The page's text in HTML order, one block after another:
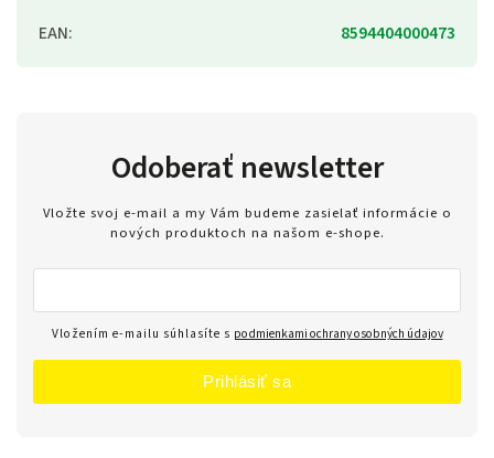
EAN: 8594404000473
Odoberať newsletter
Vložte svoj e-mail a my Vám budeme zasielať informácie o
nových produktoch na našom e-shope.
Vložením e-mailu súhlasíte s podmienkami ochrany osobných údajov
Prihlásiť sa